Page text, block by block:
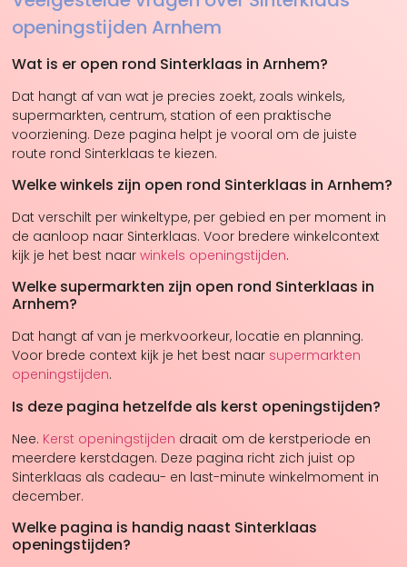
openingstijden Arnhem
Wat is er open rond Sinterklaas in Arnhem?
Dat hangt af van wat je precies zoekt, zoals winkels,
supermarkten, centrum, station of een praktische
voorziening. Deze pagina helpt je vooral om de juiste
route rond Sinterklaas te kiezen.
Welke winkels zijn open rond Sinterklaas in Arnhem?
Dat verschilt per winkeltype, per gebied en per moment in
de aanloop naar Sinterklaas. Voor bredere winkelcontext
kijk je het best naarwinkels openingstijden.
Welke supermarkten zijn open rond Sinterklaas in
Arnhem?
Dat hangt af van je merkvoorkeur, locatie en planning.
Voor brede context kijk je het best naar supermarkten
openingstijden.
Is deze pagina hetzelfde als kerst openingstijden?
Nee. Kerst openingstijden draait om de kerstperiode en
meerdere kerstdagen. Deze pagina richt zich juist op
Sinterklaas als cadeau- en last-minute winkelmoment in
december.
Welke pagina is handig naast Sinterklaas
openingstijden?